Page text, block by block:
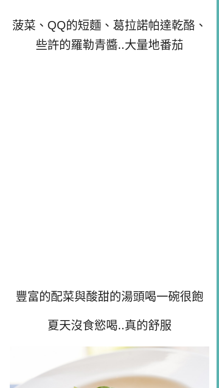
菠菜、QQ的短麵、葛拉諾帕達乾酪、
些許的羅勒青醬..大量地番茄
豐富的配菜與酸甜的湯頭喝一碗很飽
夏天沒食慾喝..真的舒服